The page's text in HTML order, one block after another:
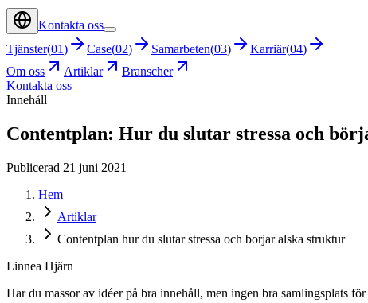
Kontakta oss
Tjänster(01) Case(02) Samarbeten(03) Karriär(04)
Om oss
Artiklar
Branscher
Kontakta oss
Innehåll
Contentplan: Hur du slutar stressa och
Publicerad 21 juni 2021
Hem
Artiklar
Contentplan hur du slutar stressa och borjar alska struktur
Linnea Hjärn
Har du massor av idéer på bra innehåll, men ingen bra samlingsplats